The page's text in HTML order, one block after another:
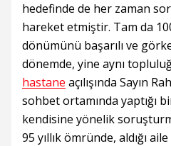
hedefinde de her zaman
hareket etmiştir. Tam da
dönümünü başarılı ve
dönemde, yine aynı
hastane açılışında Sayın
sohbet ortamında yaptığı
kendisine yönelik
95 yıllık ömründe, aldığı